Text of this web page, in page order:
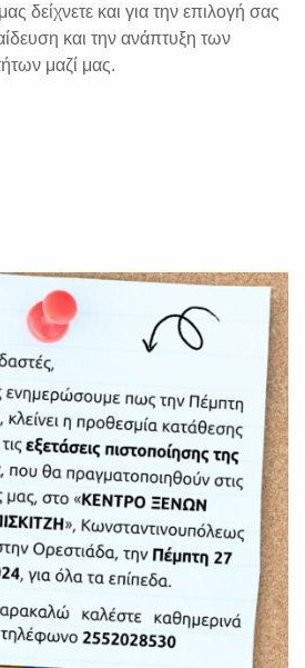
δείχνετε και για την επιλογή σας
και την ανάπτυξη των
μαζί μας.